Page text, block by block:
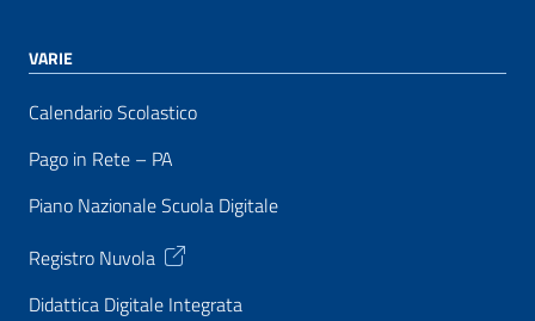
VARIE
Calendario Scolastico
Pago in Rete – PA
Piano Nazionale Scuola Digitale
Registro Nuvola
Didattica Digitale Integrata